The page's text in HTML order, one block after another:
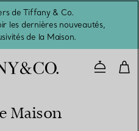
de Tiffany & Co.
les dernières nouveautés,
de la Maison.
Maison